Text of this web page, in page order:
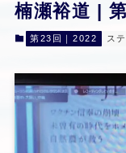
楠瀬裕道 |
第23回｜2022 ス